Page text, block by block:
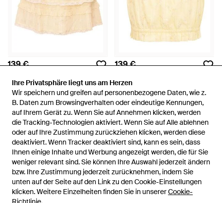
Ihre Privatsphäre liegt uns am Herzen
Wir speichern und greifen auf personenbezogene Daten, wie z.
B. Daten zum Browsingverhalten oder eindeutige Kennungen,
auf Ihrem Gerät zu. Wenn Sie auf Annehmen klicken, werden
die Tracking-Technologien aktiviert. Wenn Sie auf Alle ablehnen
oder auf Ihre Zustimmung zurückziehen klicken, werden diese
deaktiviert. Wenn Tracker deaktiviert sind, kann es sein, dass
Ihnen einige Inhalte und Werbung angezeigt werden, die für Sie
weniger relevant sind. Sie können Ihre Auswahl jederzeit ändern
bzw. Ihre Zustimmung jederzeit zurücknehmen, indem Sie
unten auf der Seite auf den Link zu den Cookie-Einstellungen
klicken. Weitere Einzelheiten finden Sie in unsererCookie-
Ihre Privatsphäre liegt uns am Herzen
Wir speichern und greifen auf personenbezogene Daten, wie z.
B. Daten zum Browsingverhalten oder eindeutige Kennungen,
auf Ihrem Gerät zu. Wenn Sie auf Annehmen klicken, werden
die Tracking-Technologien aktiviert. Wenn Sie auf Alle ablehnen
oder auf Ihre Zustimmung zurückziehen klicken, werden diese
deaktiviert. Wenn Tracker deaktiviert sind, kann es sein, dass
Ihnen einige Inhalte und Werbung angezeigt werden, die für Sie
weniger relevant sind. Sie können Ihre Auswahl jederzeit ändern
bzw. Ihre Zustimmung jederzeit zurücknehmen, indem Sie
unten auf der Seite auf den Link zu den Cookie-Einstellungen
klicken. Weitere Einzelheiten finden Sie in unsererCookie-
139 €
Rock Billie - Natur
VonREVOLVE
139 €
Oberteil Ken - Natur
VonREVOLVE